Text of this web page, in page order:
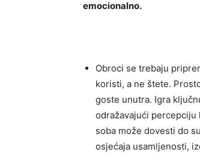
emocionalno.
Obroci se trebaju
koristi, a ne štete.
goste unutra. Igra
odražavajući
soba može dovesti do
osjećaja usamljenosti,